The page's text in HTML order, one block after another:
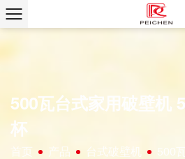
500瓦台式家用破壁机
杯
首页 / 产品 / 台式破壁机 /
500